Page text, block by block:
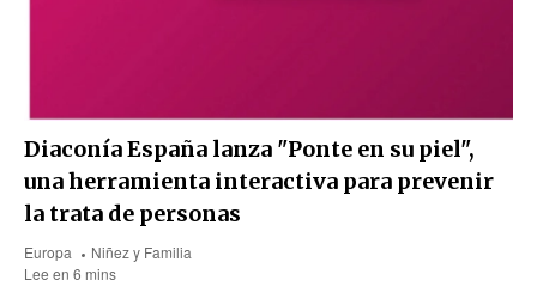
Diaconía España lanza "Ponte en su piel",
una herramienta interactiva para prevenir
la trata de personas
Europa
Niñez y Familia
Lee en 6 mins